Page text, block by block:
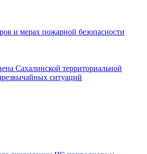
и мерах пожарной безопасности
Сахалинской территориальной
ситуаций